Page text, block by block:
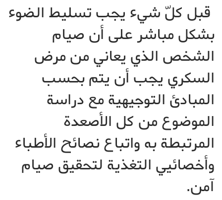
قبل كلّ شيء يجب تسليط الضوء
بشكل مباشر على أن صيام
الشخص الذي يعاني من مرض
السكري يجب أن يتم بحسب
المبادئ التوجيهية مع دراسة
الموضوع من كل الأصعدة
المرتبطة به واتباع نصائح الأطباء
وأخصائيي التغذية لتحقيق صيام
آمن.